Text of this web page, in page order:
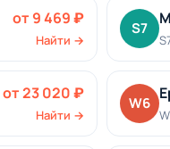
от 9 469 ₽
Найти →
S7
от 23 020 ₽
Найти →
W6